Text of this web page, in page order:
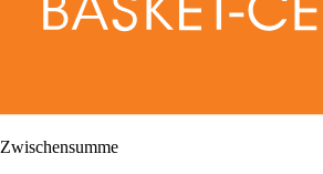
Zwischensumme